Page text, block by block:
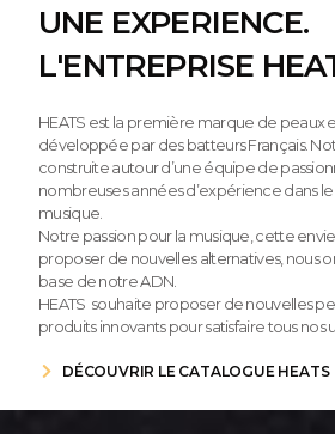
UNE EXPERIENCE.
L'ENTREPRISE
HEATS est la première marque de peaux
développée par des batteurs Français.
construite autour d’une équipe de
nombreuses années d’expérience dans
musique.
Notre passion pour la musique, cette
proposer de nouvelles alternatives, nous
base de notre ADN.
HEATS souhaite proposer de nouvelles
produits innovants pour satisfaire tous nos
DÉCOUVRIR LE CATALOGUE HEATS